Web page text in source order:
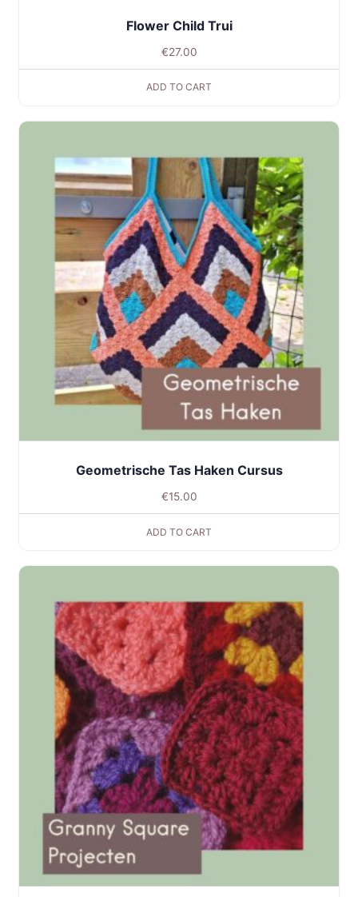
Flower Child Trui
€27.00
ADD TO CART
Geometrische Tas Haken Cursus
€15.00
ADD TO CART